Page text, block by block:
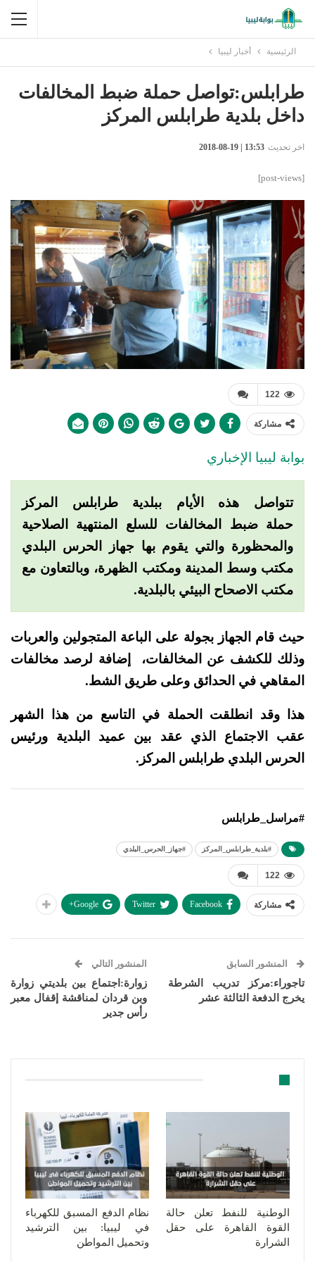
الرئيسية أخبار ليبيا
طرابلس:تواصل حملة ضبط المخالفات
داخل بلدية طرابلس المركز
اخر تحديث 13:53 | 19-08-2018
[post-views]
122
مشاركة
بوابة ليبيا الإخباري
تتواصل هذه الأيام ببلدية طرابلس المركز
حملة ضبط المخالفات للسلع المنتهية الصلاحية
والمحظورة والتي يقوم بها جهاز الحرس البلدي
مكتب وسط المدينة ومكتب الظهرة، وبالتعاون مع
مكتب الاصحاح البيئي بالبلدية.
حيث قام الجهاز بجولة على الباعة المتجولين والعربات
وذلك للكشف عن المخالفات، إضافة لرصد مخالفات
المقاهي في الحدائق وعلى طريق الشط.
هذا وقد انطلقت الحملة في التاسع من هذا الشهر
عقب الاجتماع الذي عقد بين عميد البلدية ورئيس
الحرس البلدي طرابلس المركز.
#مراسل_طرابلس
#بلدية_طرابلس_المركز #جهاز_الحرس_البلدي
122
مشاركة Facebook
Twitter
Google+
المنشور السابق
تاجوراء:مركز تدريب الشرطة
يخرج الدفعة الثالثة عشر
المنشور التالي
زوارة:اجتماع بين بلديتي زوارة
وبن قردان لمناقشة إقفال معبر
رأس جدير
الوطنية للنفط تعلن حالة
القوة القاهرة على حقل
الشرارة
نظام الدفع المسبق للكهرباء
في ليبيا: بين الترشيد
وتحميل المواطن